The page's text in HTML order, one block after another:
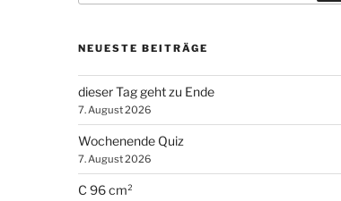
NEUESTE BEITRÄGE
dieser Tag geht zu Ende
7. August 2026
Wochenende Quiz
7. August 2026
C 96 cm²